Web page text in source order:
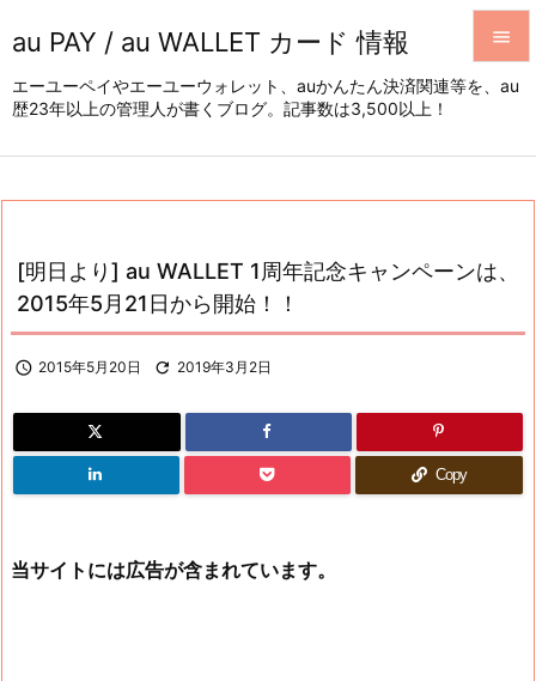
au PAY / au WALLET カード 情報
エーユーペイやエーユーウォレット、auかんたん決済関連等を、au
歴23年以上の管理人が書くブログ。記事数は3,500以上！





[明日より] au WALLET 1周年記念キャンペーンは、
2015年5月21日から開始！！
 2015年5月20日  2019年3月2日
Copy
当サイトには広告が含まれています。